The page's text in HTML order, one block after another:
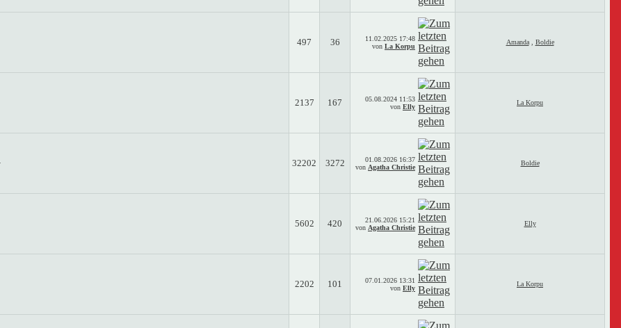
497 36 11.02.2025 17:48
von La Korpu
Amanda, Boldie
2137 167 05.08.2024 11:53
von Elly
La Korpu
32202 3272 01.08.2026 16:37
von Agatha Christie
Boldie
5602 420 21.06.2026 15:21
von Agatha Christie
Elly
2202 101 07.01.2026 13:31
von Elly
La Korpu